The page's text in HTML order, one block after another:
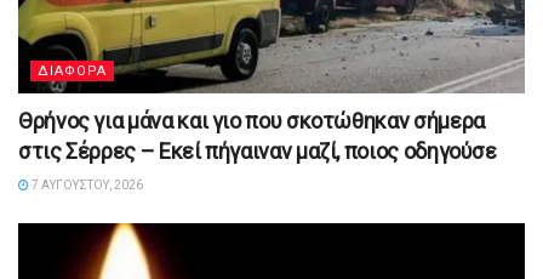
ΔΙΑΦΟΡΑ
Θρήνος για μάνα και γιο που σκοτώθηκαν σήμερα
στις Σέρρες – Εκεί πήγαιναν μαζί, ποιος οδηγούσε
7 ΑΥΓΟΎΣΤΟΥ, 2026